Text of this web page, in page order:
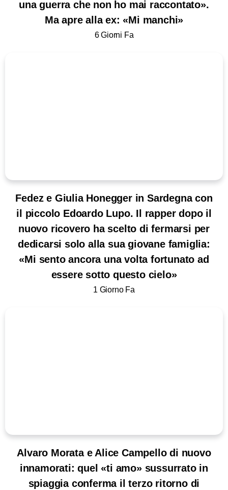
una guerra che non ho mai raccontato».
Ma apre alla ex: «Mi manchi»
6 Giorni Fa
Fedez e Giulia Honegger in Sardegna con
il piccolo Edoardo Lupo. Il rapper dopo il
nuovo ricovero ha scelto di fermarsi per
dedicarsi solo alla sua giovane famiglia:
«Mi sento ancora una volta fortunato ad
essere sotto questo cielo»
1 Giorno Fa
Alvaro Morata e Alice Campello di nuovo
innamorati: quel «ti amo» sussurrato in
spiaggia conferma il terzo ritorno di